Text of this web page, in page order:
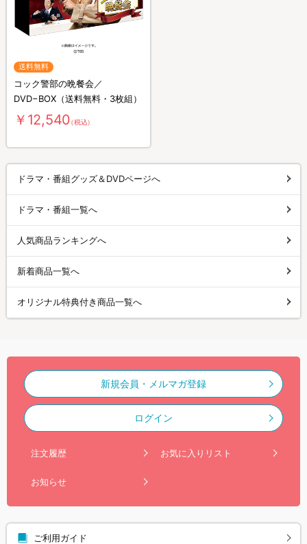
送料無料
コック警部の晩餐会／
DVD−BOX（送料無料・3枚組）
￥12,540（税込）
ドラマ・番組グッズ＆DVDページへ
ドラマ・番組一覧へ
人気商品ランキングへ
新着商品一覧へ
オリジナル特典付き商品一覧へ
新規会員・メルマガ登録
ログイン
注文履歴 お気に入りリスト
お知らせ
ご利用ガイド